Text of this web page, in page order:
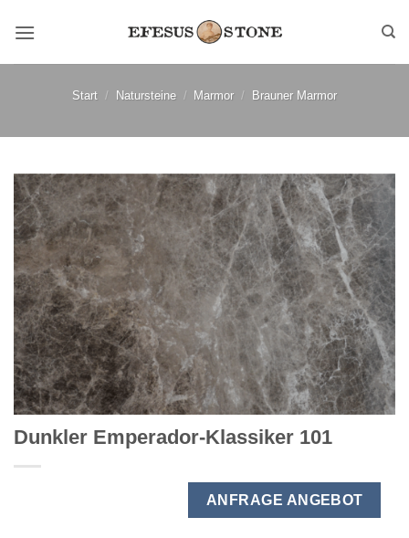
Inhalt
Start / Natursteine / Marmor / Brauner Marmor
Dunkler Emperador-Klassiker 101
ANFRAGE ANGEBOT